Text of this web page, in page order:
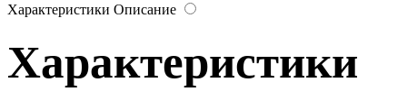
Характеристики Описание
Характеристики